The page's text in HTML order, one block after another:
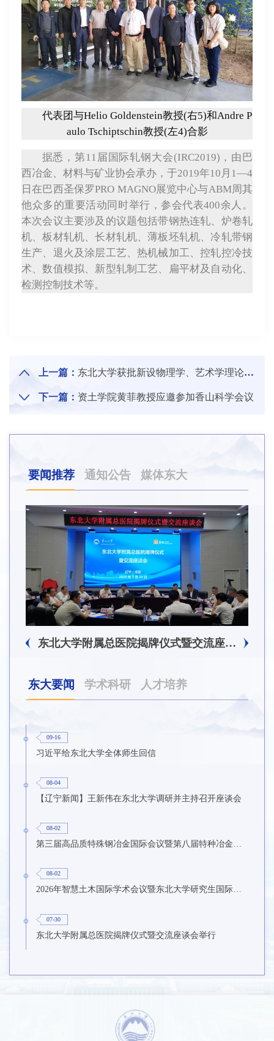
代表团与Helio Goldenstein教授(右5)和Andre P
aulo Tschiptschin教授(左4)合影
据悉，第11届国际轧钢大会(IRC2019)，由巴
西冶金、材料与矿业协会承办，于2019年10月1—4
日在巴西圣保罗PRO MAGNO展览中心与ABM周其
他众多的重要活动同时举行，参会代表400余人。
本次会议主要涉及的议题包括带钢热连轧、炉卷轧
机、板材轧机、长材轧机、薄板坯轧机、冷轧带钢
生产、退火及涂层工艺、热机械加工、控轧控冷技
术、数值模拟、新型轧制工艺、扁平材及自动化、
检测控制技术等。
上一篇： 东北大学获批新设物理学、艺术学理论博士后科研流动站
下一篇： 资土学院黄菲教授应邀参加香山科学会议
要闻推荐 通知公告 媒体东大
东北大学附属总医院揭牌仪式暨交流座谈会举行
东大要闻 学术科研 人才培养
09-16
习近平给东北大学全体师生回信
08-04
【辽宁新闻】王新伟在东北大学调研并主持召开座谈会
08-02
08-02
2026年智慧土木国际学术会议暨东北大学研究生国际暑期学校第九期在东北大学召开
07-30
东北大学附属总医院揭牌仪式暨交流座谈会举行